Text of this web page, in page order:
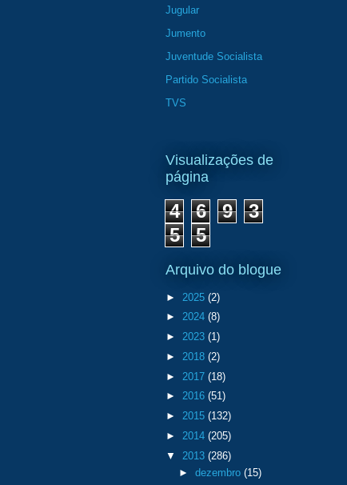
Jugular
Jumento
Juventude Socialista
Partido Socialista
TVS
Visualizações de
página
4 6 9
3
5
5
Arquivo do blogue
► 2025 (2)
► 2024 (8)
► 2023 (1)
► 2018 (2)
► 2017 (18)
► 2016 (51)
► 2015 (132)
► 2014 (205)
▼ 2013 (286)
► dezembro (15)